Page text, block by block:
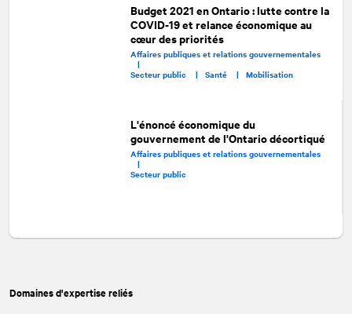
Budget 2021 en Ontario : lutte contre la
COVID-19 et relance économique au
cœur des priorités
Affaires publiques et relations gouvernementales
|
Secteur public |Santé |Mobilisation
L'énoncé économique du
gouvernement de l'Ontario décortiqué
Affaires publiques et relations gouvernementales
|
Secteur public
Domaines d'expertise reliés